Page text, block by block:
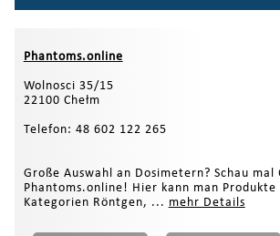
Phantoms.online
Wolnosci 35/15
22100 Chełm
Telefon: 48 602 122 265
Große Auswahl an Dosimetern? Schau mal
Phantoms.online! Hier kann man Produkte
Kategorien Röntgen, ... mehr Details